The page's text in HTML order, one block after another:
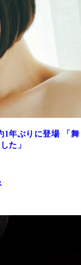
1年ぶりに登場 「舞
た」